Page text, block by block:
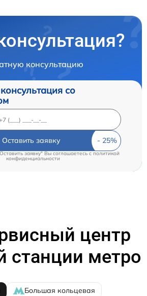
консультацию
со
Оставить заявку
заявку" Вы соглашаетесь c политикой
конфиденциальности
центр
станции метро
Большая кольцевая